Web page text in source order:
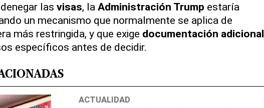
las visas, la Administración Trump estaría
un mecanismo que normalmente se aplica de
más restringida, y que exige documentación adicional
específicos antes de decidir.
ACTUALIDAD